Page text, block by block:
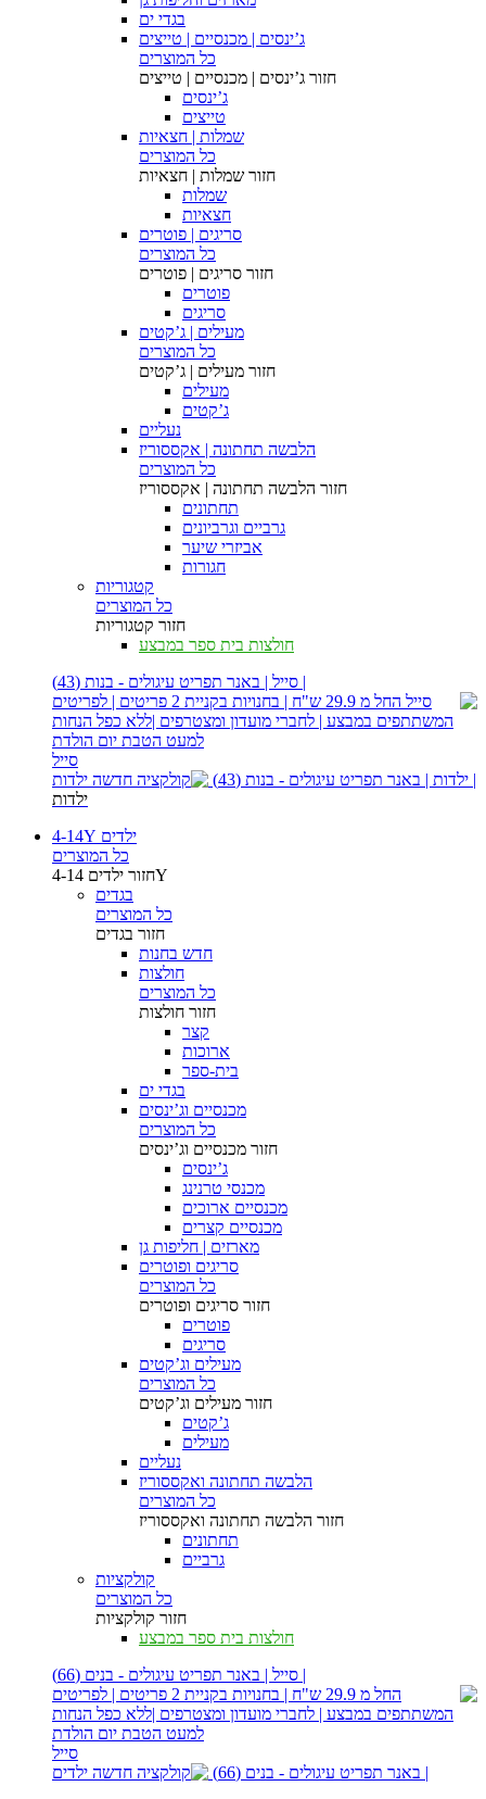
בגדי ים
ג’ינסים | מכנסיים | טייצים
כל המוצרים
חזור ג’ינסים | מכנסיים | טייצים
ג’ינסים
טייצים
שמלות | חצאיות
כל המוצרים
חזור שמלות | חצאיות
שמלות
חצאיות
סריגים | פוטרים
כל המוצרים
חזור סריגים | פוטרים
פוטרים
סריגים
מעילים | ג’קטים
כל המוצרים
חזור מעילים | ג’קטים
מעילים
ג’קטים
נעליים
הלבשה תחתונה | אקססוריז
כל המוצרים
חזור הלבשה תחתונה | אקססוריז
תחתונים
גרביים וגרביונים
אביזרי שיער
חגורות
קטגוריות
כל המוצרים
חזור קטגוריות
חולצות בית ספר במבצע
| סייל | באנר תפריט עיגולים - בנות (43)
סייל
| ילדות | באנר תפריט עיגולים - בנות (43)
ילדות
ילדים 4-14Y
כל המוצרים
חזורילדים 4-14Y
בגדים
כל המוצרים
חזור בגדים
חדש בחנות
חולצות
כל המוצרים
חזור חולצות
קצר
ארוכות
בית-ספר
בגדי ים
מכנסיים וג’ינסים
כל המוצרים
חזור מכנסיים וג’ינסים
ג’ינסים
מכנסי טרנינג
מכנסיים ארוכים
מכנסיים קצרים
מארזים | חליפות גן
סריגים ופוטרים
כל המוצרים
חזור סריגים ופוטרים
פוטרים
סריגים
מעילים וג’קטים
כל המוצרים
חזור מעילים וג’קטים
ג’קטים
מעילים
נעליים
הלבשה תחתונה ואקססוריז
כל המוצרים
חזור הלבשה תחתונה ואקססוריז
תחתונים
גרביים
קולקציות
כל המוצרים
חזור קולקציות
חולצות בית ספר במבצע
| סייל | באנר תפריט עיגולים - בנים (66)
סייל
| באנר תפריט עיגולים - בנים (66)